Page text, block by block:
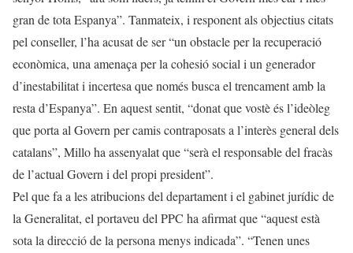
gran de tota Espanya”. Tanmateix, i responent als objectius citats
pel conseller, l’ha acusat de ser “un obstacle per la recuperació
econòmica, una amenaça per la cohesió social i un generador
d’inestabilitat i incertesa que només busca el trencament amb la
resta d’Espanya”. En aquest sentit, “donat que vostè és l’ideòleg
que porta al Govern per camis contraposats a l’interès general dels
catalans”, Millo ha assenyalat que “serà el responsable del fracàs
de l’actual Govern i del propi president”.
Pel que fa a les atribucions del departament i el gabinet jurídic de
la Generalitat, el portaveu del PPC ha afirmat que “aquest està
sota la direcció de la persona menys indicada”. “Tenen unes